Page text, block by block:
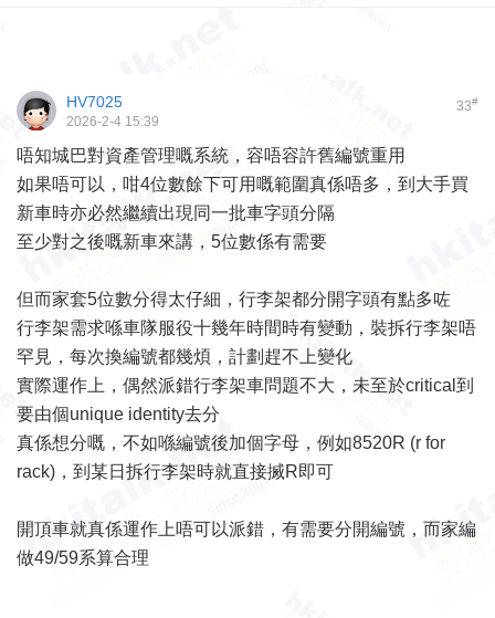
33#
HV7025
2026-2-4 15:39
唔知城巴對資產管理嘅系統，容唔容許舊編號重用
如果唔可以，咁4位數餘下可用嘅範圍真係唔多，到大手買
新車時亦必然繼續出現同一批車字頭分隔
至少對之後嘅新車來講，5位數係有需要
但而家套5位數分得太仔細，行李架都分開字頭有點多咗
行李架需求喺車隊服役十幾年時間時有變動，裝拆行李架唔
罕見，每次換編號都幾煩，計劃趕不上變化
實際運作上，偶然派錯行李架車問題不大，未至於critical到
要由個unique identity去分
真係想分嘅，不如喺編號後加個字母，例如8520R (r for
rack)，到某日拆行李架時就直接搣R即可
開頂車就真係運作上唔可以派錯，有需要分開編號，而家編
做49/59系算合理